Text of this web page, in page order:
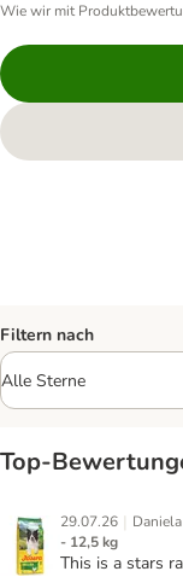
Wie wir mit
Filtern nach
29.07.26 | Daniela
- 12,5 kg
This is a stars